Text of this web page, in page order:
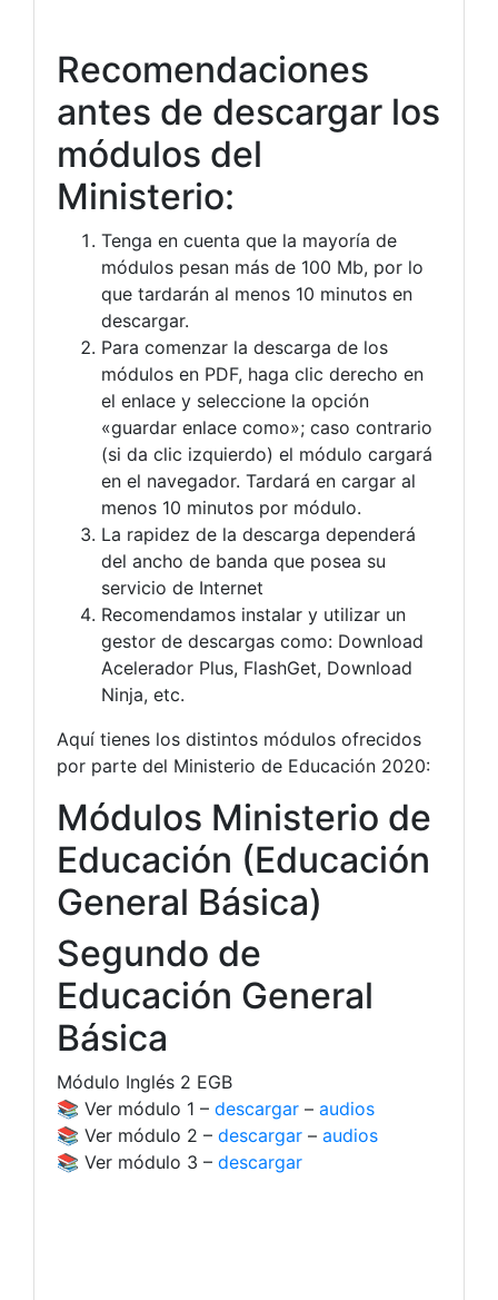
Recomendaciones
antes de descargar los
módulos del
Ministerio:
Tenga en cuenta que la mayoría de
módulos pesan más de 100 Mb, por lo
que tardarán al menos 10 minutos en
descargar.
Para comenzar la descarga de los
módulos en PDF, haga clic derecho en
el enlace y seleccione la opción
«guardar enlace como»; caso contrario
(si da clic izquierdo) el módulo cargará
en el navegador. Tardará en cargar al
menos 10 minutos por módulo.
La rapidez de la descarga dependerá
del ancho de banda que posea su
servicio de Internet
Recomendamos instalar y utilizar un
gestor de descargas como: Download
Acelerador Plus, FlashGet, Download
Ninja, etc.
Aquí tienes los distintos módulos ofrecidos
por parte del Ministerio de Educación 2020:
Módulos Ministerio de
Educación (Educación
General Básica)
Segundo de
Educación General
Básica
Módulo Inglés 2 EGB
📚 Ver módulo 1 – descargar – audios
📚 Ver módulo 2 – descargar – audios
📚 Ver módulo 3 – descargar